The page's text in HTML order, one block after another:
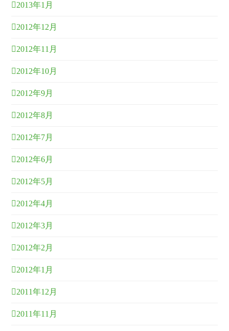
2013年1月
2012年12月
2012年11月
2012年10月
2012年9月
2012年8月
2012年7月
2012年6月
2012年5月
2012年4月
2012年3月
2012年2月
2012年1月
2011年12月
2011年11月